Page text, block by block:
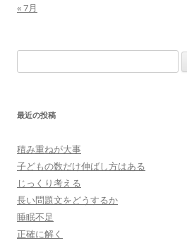
« 7月
索:
最近の投稿
積み重ねが大事
子どもの数だけ伸ばし方はある
じっくり考える
長い問題文をどうするか
睡眠不足
正確に解く